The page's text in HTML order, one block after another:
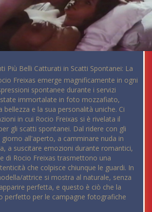
Più Belli Catturati in Scatti Spontanei: La
Freixas emerge magnificamente in ogni
spontanee durante i servizi
immortalate in foto mozzafiato,
bellezza e la sua personalità uniche. Ci
in cui Rocio Freixas si è rivelata il
gli scatti spontanei. Dal ridere con gli
all'aperto, a camminare nuda in
a suscitare emozioni durante romantici,
di Rocio Freixas trasmettono una
che colpisce chiunque le guardi. In
attrice si mostra al naturale, senza
perfetta, e questo è ciò che la
perfetto per le campagne fotografiche